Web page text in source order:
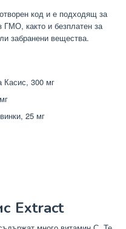
код и е подходящ за
ГМО, както и безплатен за
забранени вещества.
Касис, 300 мг
25 мг
Extract